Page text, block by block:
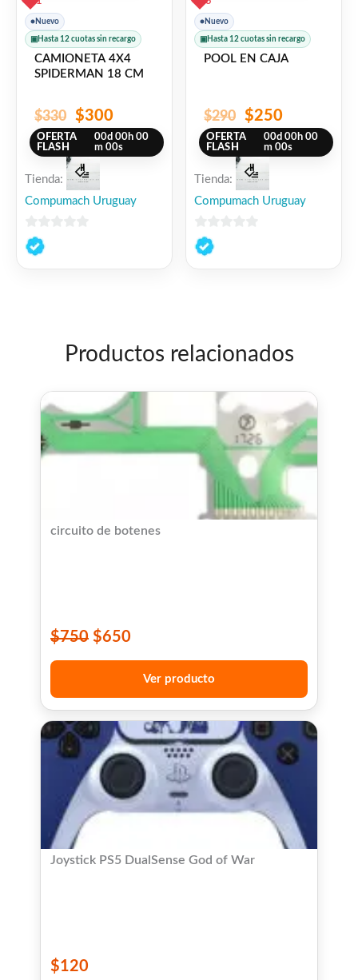
● Nuevo
▣ Hasta 12 cuotas sin recargo
CAMIONETA 4X4
SPIDERMAN 18 CM
$330 $300
OFERTA
FLASH
00d 00h 00
m 00s
Tienda:
Compumach Uruguay
0
de
● Nuevo
▣ Hasta 12 cuotas sin recargo
POOL EN CAJA
$290 $250
OFERTA
FLASH
00d 00h 00
m 00s
Tienda:
Compumach Uruguay
0
de
Productos relacionados
circuito de botenes
$750 $650
Ver producto
Joystick PS5 DualSense God of War
$120